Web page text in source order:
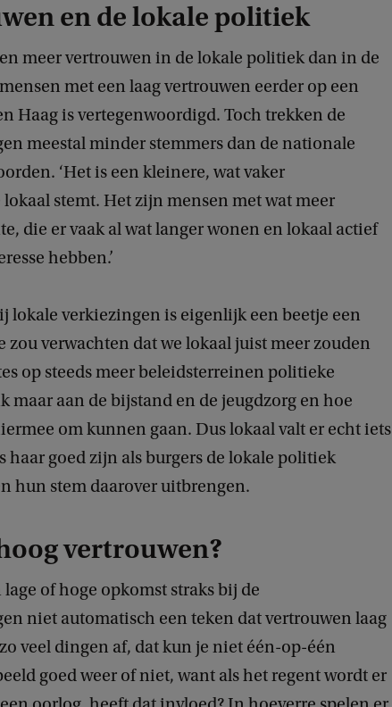
en de lokale politiek
meer vertrouwen in de lokale politiek dan in de
met een laag vertrouwen eerder op een
Haag is vertegenwoordigd. Toch trekken de
meestal minder stemmers dan de nationale
‘Het is een kleinere, wat vaker
stemt. Het zijn mensen met wat meer
die er vaak al wat langer wonen en lokaal actief
hebben.’
lokale verkiezingen is eigenlijk een beetje een
zou verwachten dat we lokaal juist meer zouden
op steeds meer beleidsterreinen politieke
maar aan de bijstand en de jeugdzorg en hoe
om kunnen gaan. Dus lokaal valt er echt iets
haar goed zijn als burgers de lokale politiek
hun stem daarover uitbrengen.
vertrouwen?
of hoge opkomst straks bij de
niet automatisch een teken dat vertrouwen laag
veel dingen af, dat kun je niet één-op-één
goed weer of niet, want als het regent wordt er